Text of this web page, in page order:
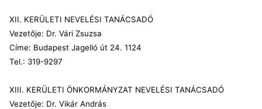
XII. KERÜLETI NEVELÉSI TANÁCSADÓ
Vezetője: Dr. Vári Zsuzsa
Címe: Budapest Jagelló út 24. 1124
Tel.: 319-9297
XIII. KERÜLETI ÖNKORMÁNYZAT NEVELÉSI TANÁCSADÓ
Vezetője: Dr. Vikár András